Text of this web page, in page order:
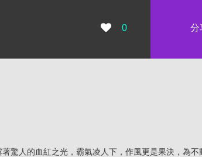
瀏覽數：
0 分
驚人的血紅之光，霸氣凌人下，作風更是果決，為